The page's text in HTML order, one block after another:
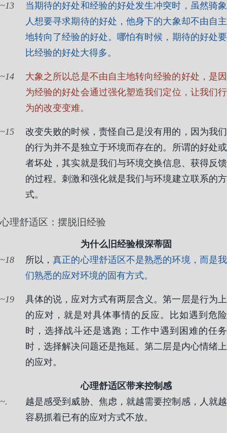
13
当期待的好处和经验的好处发生冲突时，虽然骑象
人想要寻求期待的好处，他身下的大象却不由自主
地转向了经验的好处。哪怕有时候，期待的好处要
比经验的好处大得多。
14
大象之所以总是不由自主地转向经验的好处，是因
为经验的好处会通过强化塑造我们定位，让我们行
为的改变变难。
15
改变失败的时候，责怪自己是没有用的，因为我们
的行为并不是独立于环境而存在的。所谓的好处或
者坏处，其实就是我们与环境交换信息、获得反馈
的过程。刺激和强化就是我们与环境建立联系的方
式。
心理舒适区：摆脱旧经验
为什么旧经验根深蒂固
18
所以，真正的心理舒适区不是熟悉的环境，而是我
们熟悉的应对环境的固有方式。
19
具体的说，应对方式有两层含义。第一层是行为上
的应对，就是对具体事情的反应。比如遇到危险
时，选择战斗还是逃跑；工作中遇到困难的任务
时，选择解决问题还是拖延。第二层是内心情绪上
的应对。
心理舒适区带来控制感
.
越是感受到威胁、焦虑，就越需要控制感，人就越
容易抓着已有的应对方式不放。